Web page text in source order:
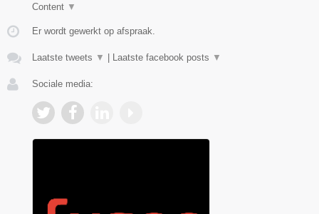
Content ▼
Er wordt gewerkt op afspraak.
Laatste tweets ▼ Laatste facebook posts ▼
Sociale media: